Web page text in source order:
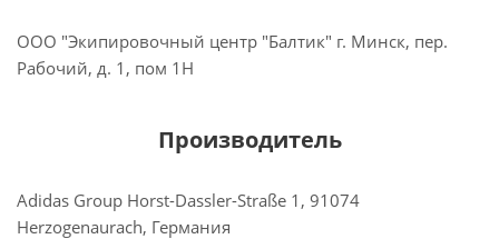
ООО "Экипировочный центр "Балтик" г. Минск, пер.
Рабочий, д. 1, пом 1Н
Производитель
Adidas Group Horst-Dassler-Straße 1, 91074
Herzogenaurach, Германия